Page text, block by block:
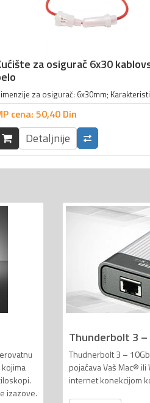
za osigurač 6x30
cena: 50,40 Din
Detaljnije
izazove.
Thunderbolt 3 –
Thudnerbolt 3 –
pojačava Vaš Mac®
internet konekcijom